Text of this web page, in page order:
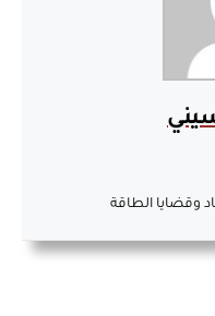
وقضايا الطاقة